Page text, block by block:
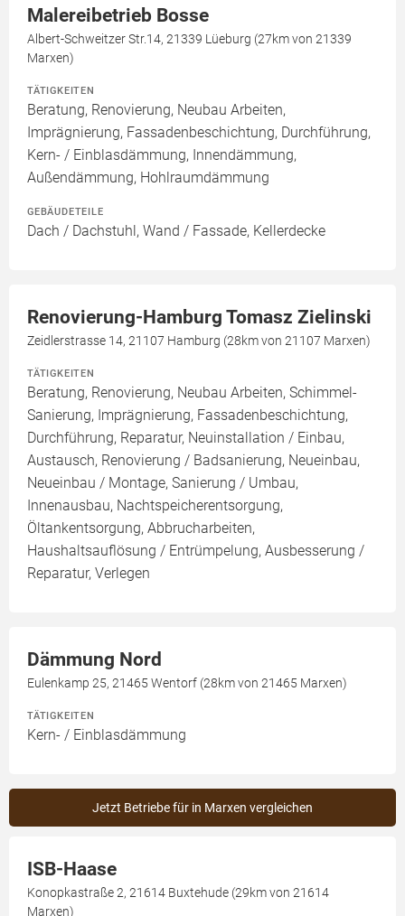
Malereibetrieb Bosse
Albert-Schweitzer Str.14, 21339 Lüeburg (27km von 21339
Marxen)
TÄTIGKEITEN
Beratung, Renovierung, Neubau Arbeiten,
Imprägnierung, Fassadenbeschichtung, Durchführung,
Kern- / Einblasdämmung, Innendämmung,
Außendämmung, Hohlraumdämmung
GEBÄUDETEILE
Dach / Dachstuhl, Wand / Fassade, Kellerdecke
Renovierung-Hamburg Tomasz Zielinski
Zeidlerstrasse 14, 21107 Hamburg (28km von 21107 Marxen)
TÄTIGKEITEN
Beratung, Renovierung, Neubau Arbeiten, Schimmel-
Sanierung, Imprägnierung, Fassadenbeschichtung,
Durchführung, Reparatur, Neuinstallation / Einbau,
Austausch, Renovierung / Badsanierung, Neueinbau,
Neueinbau / Montage, Sanierung / Umbau,
Innenausbau, Nachtspeicherentsorgung,
Öltankentsorgung, Abbrucharbeiten,
Haushaltsauflösung / Entrümpelung, Ausbesserung /
Reparatur, Verlegen
Dämmung Nord
Eulenkamp 25, 21465 Wentorf (28km von 21465 Marxen)
TÄTIGKEITEN
Kern- / Einblasdämmung
Jetzt Betriebe für in Marxen vergleichen
ISB-Haase
Konopkastraße 2, 21614 Buxtehude (29km von 21614
Marxen)